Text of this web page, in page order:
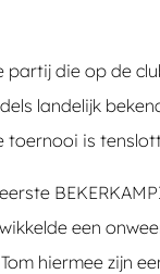
partij die op de
landelijk
is
een
hiermee zijn